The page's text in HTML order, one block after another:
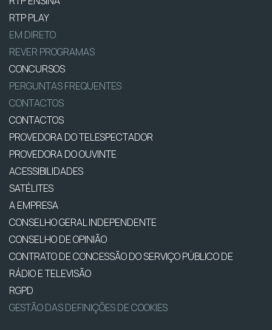
RTP PLAY
EM DIRETO
REVER PROGRAMAS
CONCURSOS
PERGUNTAS FREQUENTES
CONTACTOS
CONTACTOS
PROVEDORA DO TELESPECTADOR
PROVEDORA DO OUVINTE
ACESSIBILIDADES
SATÉLITES
A EMPRESA
CONSELHO GERAL INDEPENDENTE
CONSELHO DE OPINIÃO
CONTRATO DE CONCESSÃO DO SERVIÇO PÚBLICO DE
RÁDIO E TELEVISÃO
RGPD
GESTÃO DAS DEFINIÇÕES DE COOKIES